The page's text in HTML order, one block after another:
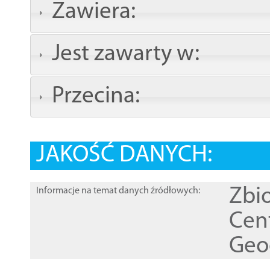
Zawiera:
Jest zawarty w:
Przecina:
JAKOŚĆ DANYCH:
Informacje na temat danych źródłowych: